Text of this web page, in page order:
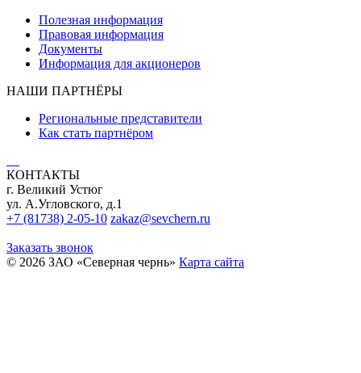
Полезная информация
Правовая информация
Документы
Информация для акционеров
НАШИ ПАРТНЁРЫ
Региональные представители
Как стать партнёром
КОНТАКТЫ
г. Великий Устюг
ул. А.Угловского, д.1
+7 (81738) 2-05-10 zakaz@sevchern.ru
Заказать звонок
© 2026 ЗАО «Северная чернь» Карта сайта